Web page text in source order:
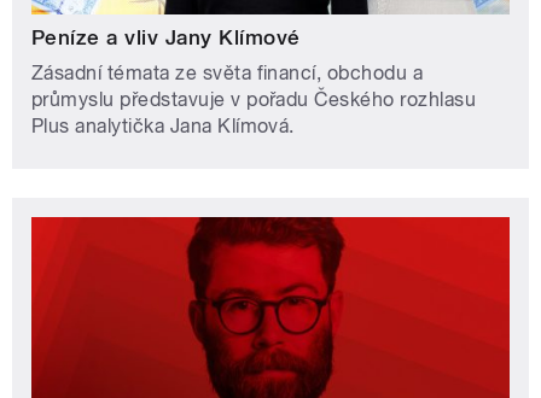
Peníze a vliv Jany Klímové
Zásadní témata ze světa financí, obchodu a
průmyslu představuje v pořadu Českého rozhlasu
Plus analytička Jana Klímová.